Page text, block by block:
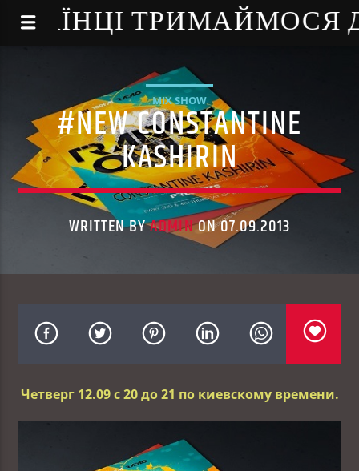
- УКРАЇНЦІ
MIX SHOW
#NEW CONSTANTINE
KASHIRIN
WRITTEN BYADMINON 07.09.2013
Четверг 12.09 с 20 до 21 по киевскому времени.